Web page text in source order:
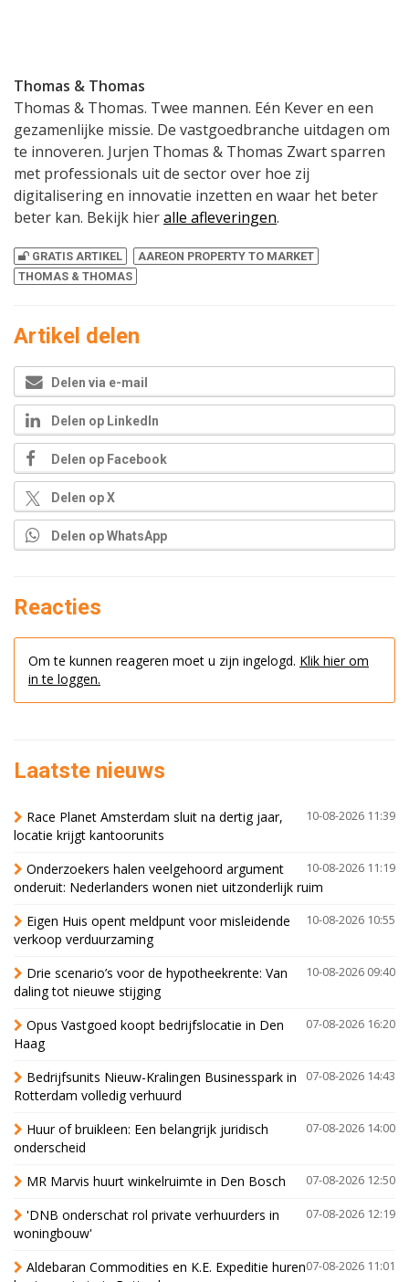
Thomas & Thomas
Thomas & Thomas. Twee mannen. Eén Kever en een
gezamenlijke missie. De vastgoedbranche uitdagen om
te innoveren. Jurjen Thomas & Thomas Zwart sparren
met professionals uit de sector over hoe zij
digitalisering en innovatie inzetten en waar het beter
beter kan. Bekijk hieralle afleveringen.
GRATIS ARTIKEL
AAREON PROPERTY TO MARKET
THOMAS & THOMAS
Artikel delen
Delen via e-mail
Delen op LinkedIn
Delen op Facebook
Delen op X
Delen op WhatsApp
Reacties
Om te kunnen reageren moet u zijn ingelogd. Klik hier om
in te loggen.
Laatste nieuws
10-08-2026 11:39
Race Planet Amsterdam sluit na dertig jaar,
locatie krijgt kantoorunits
10-08-2026 11:19
Onderzoekers halen veelgehoord argument
onderuit: Nederlanders wonen niet uitzonderlijk ruim
10-08-2026 10:55
Eigen Huis opent meldpunt voor misleidende
verkoop verduurzaming
10-08-2026 09:40
Drie scenario’s voor de hypotheekrente: Van
daling tot nieuwe stijging
07-08-2026 16:20
Opus Vastgoed koopt bedrijfslocatie in Den
Haag
07-08-2026 14:43
Bedrijfsunits Nieuw-Kralingen Businesspark in
Rotterdam volledig verhuurd
07-08-2026 14:00
Huur of bruikleen: Een belangrijk juridisch
onderscheid
07-08-2026 12:50
MR Marvis huurt winkelruimte in Den Bosch
07-08-2026 12:19
'DNB onderschat rol private verhuurders in
woningbouw'
07-08-2026 11:01
Aldebaran Commodities en K.E. Expeditie huren